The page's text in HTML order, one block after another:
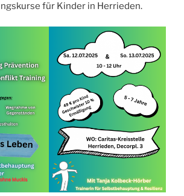
für Kinder in Herrieden.